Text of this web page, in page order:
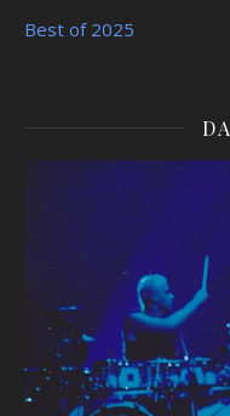
Best of 2025